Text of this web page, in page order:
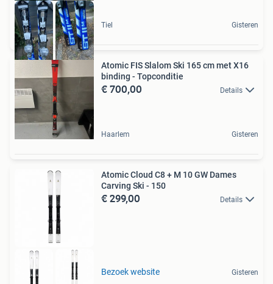
Tiel Gisteren
Atomic FIS Slalom Ski 165 cm met X16
binding - Topconditie
€ 700,00 Details
Haarlem Gisteren
Atomic Cloud C8 + M 10 GW Dames
Carving Ski - 150
€ 299,00 Details
Bezoek website Gisteren